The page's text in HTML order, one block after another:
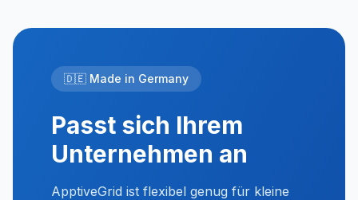
🇩🇪 Made in Germany
Passt sich Ihrem
Unternehmen an
ApptiveGrid ist flexibel genug für kleine